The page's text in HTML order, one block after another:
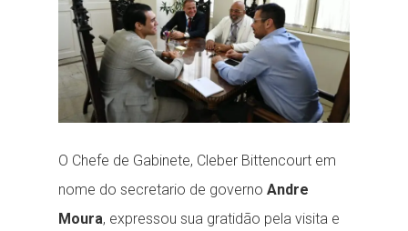
O Chefe de Gabinete, Cleber Bittencourt em
nome do secretario de governo Andre
Moura, expressou sua gratidão pela visita e